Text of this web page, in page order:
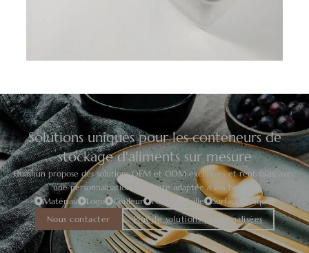
Solutions uniques pour les conteneurs de
stockage d'aliments sur mesure
Huashun propose des solutions OEM et ODM exclusives et rentables, avec
une personnalisation complète adaptée à vos besoins.
Matériau
Logo Couleur Forme Taille Surface
Paquet
Nous contacter
Plus de solutions personnalisées